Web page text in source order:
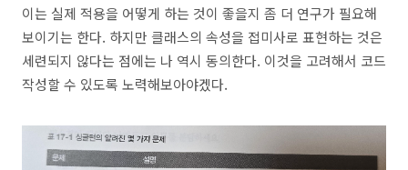
이는 실제 적용을 어떻게 하는 것이 좋을지 좀 더 연구가 필요해
보이기는 한다. 하지만 클래스의 속성을 접미사로 표현하는 것은
세련되지 않다는 점에는 나 역시 동의한다. 이것을 고려해서 코드
작성할 수 있도록 노력해보아야겠다.